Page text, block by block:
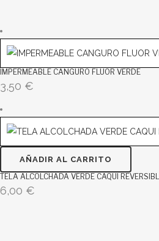
IMPERMEABLE CANGURO FLUOR VERDE
3,50 €
AÑADIR AL CARRITO
TELA ALCOLCHADA VERDE CAQUI
6,00 €